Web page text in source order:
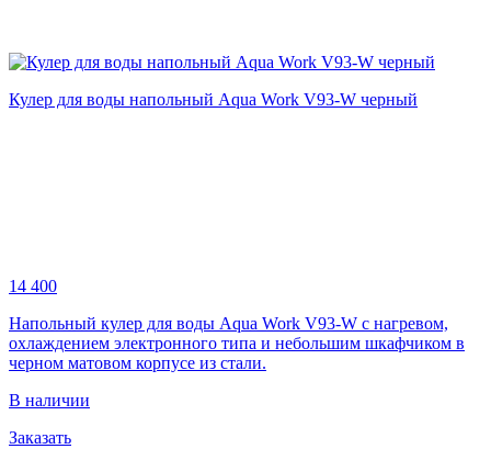
Кулер для воды напольный Aqua Work V93-W черный
14 400
Напольный кулер для воды Aqua Work V93-W с нагревом,
охлаждением электронного типа и небольшим шкафчиком в
черном матовом корпусе из стали.
В наличии
Заказать